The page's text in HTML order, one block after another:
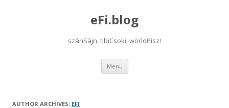
eFi.blog
szánSájn, tibiCsoki, wörldPísz!
Menu Skip
content
AUTHOR ARCHIVES: EFI